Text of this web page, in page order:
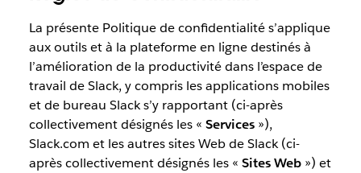
La présente Politique de confidentialité s’applique
aux outils et à la plateforme en ligne destinés à
l’amélioration de la productivité dans l’espace de
travail de Slack, y compris les applications mobiles
et de bureau Slack s’y rapportant (ci-après
collectivement désignés les « Services»),
Slack.com et les autres sites Web de Slack (ci-
après collectivement désignés les « Sites Web») et